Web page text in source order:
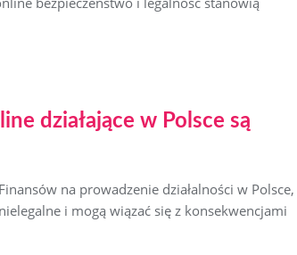
działające w Polsce są
na prowadzenie działalności w Polsce,
i mogą wiązać się z konsekwencjami